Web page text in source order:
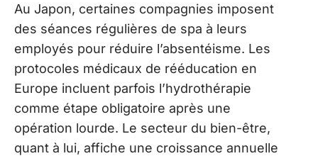
Au Japon, certaines compagnies imposent
des séances régulières de spa à leurs
employés pour réduire l’absentéisme. Les
protocoles médicaux de rééducation en
Europe incluent parfois l’hydrothérapie
comme étape obligatoire après une
opération lourde. Le secteur du bien-être,
quant à lui, affiche une croissance annuelle